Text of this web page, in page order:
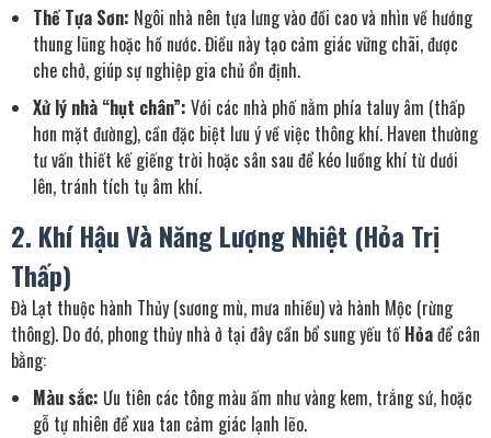
Thế Tựa Sơn: Ngôi nhà nên tựa lưng vào đồi cao và nhìn về hướng
thung lũng hoặc hồ nước. Điều này tạo cảm giác vững chãi, được
che chở, giúp sự nghiệp gia chủ ổn định.
Xử lý nhà “hụt chân”: Với các nhà phố nằm phía taluy âm (thấp
hơn mặt đường), cần đặc biệt lưu ý về việc thông khí. Haven thường
tư vấn thiết kế giếng trời hoặc sân sau để kéo luồng khí từ dưới
lên, tránh tích tụ âm khí.
2. Khí Hậu Và Năng Lượng Nhiệt (Hỏa Trị
Thấp)
Đà Lạt thuộc hành Thủy (sương mù, mưa nhiều) và hành Mộc (rừng
thông). Do đó, phong thủy nhà ở tại đây cần bổ sung yếu tốHỏađể cân
bằng:
Màu sắc: Ưu tiên các tông màu ấm như vàng kem, trắng sứ, hoặc
gỗ tự nhiên để xua tan cảm giác lạnh lẽo.